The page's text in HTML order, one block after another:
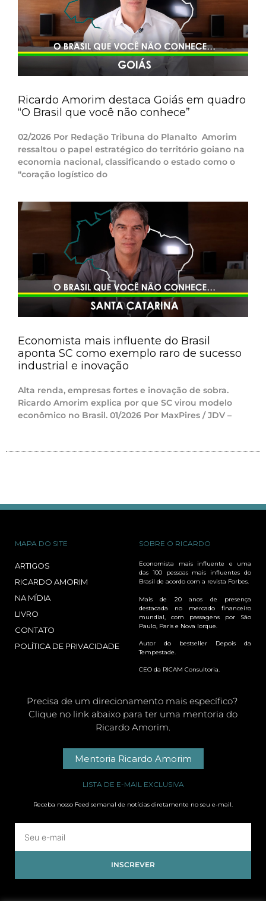
Ricardo Amorim destaca Goiás em quadro
“O Brasil que você não conhece”
02/2026 Por Redação Tribuna do Planalto Amorim
ressaltou o papel estratégico do território goiano na
economia nacional, classificando o estado como o
“coração logístico do
Economista mais influente do Brasil
aponta SC como exemplo raro de sucesso
industrial e inovação
Alta renda, empresas fortes e inovação de sobra.
Ricardo Amorim explica por que SC virou modelo
econômico no Brasil. 01/2026 Por MaxPires / JDV –
MAPA DO SITE
ARTIGOS
RICARDO AMORIM
NA MÍDIA
LIVRO
CONTATO
POLÍTICA DE PRIVACIDADE
SOBRE O RICARDO
Economista mais influente e uma
das 100 pessoas mais influentes do
Brasil de acordo com a revista Forbes.
Mais de 20 anos de presença
destacada no mercado financeiro
mundial, com passagens por São
Paulo, Paris e Nova Iorque.
Autor do bestseller Depois da
Tempestade.
CEO da RICAM Consultoria.
Precisa de um direcionamento mais específico?
Clique no link abaixo para ter uma mentoria do
Ricardo Amorim.
Mentoria Ricardo Amorim
LISTA DE E-MAIL EXCLUSIVA
Receba nosso Feed semanal de notícias diretamente no seu e-mail.
INSCREVER